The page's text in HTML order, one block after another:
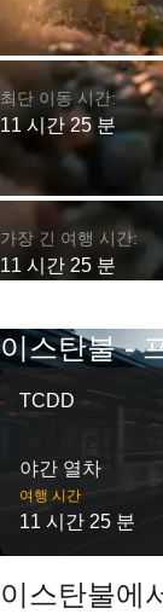
최단 이동 시간:
11 시간 25 분
가장 긴 여행 시간:
11 시간 25 분
이스탄불 -
TCDD
야간 열차
여행 시간
11 시간 25 분
이스탄불에